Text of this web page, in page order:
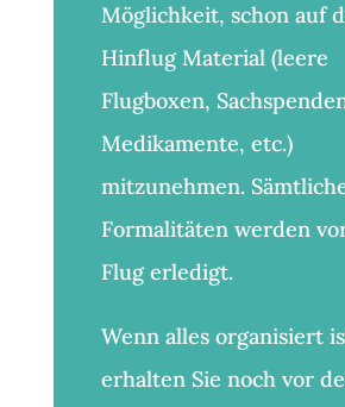
Möglichkeit, schon auf
Hinflug Material (leere
Flugboxen,
Medikamente, etc.)
mitzunehmen.
Formalitäten werden
Flug erledigt.
Wenn alles organisiert
erhalten Sie noch vor